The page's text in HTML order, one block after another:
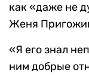
как «даже не
Женя
«Я его знал
ним добрые